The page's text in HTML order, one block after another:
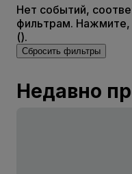
Нет событий,
фильтрам. Нажмите,
().
Сбросить фильтры
Недавно